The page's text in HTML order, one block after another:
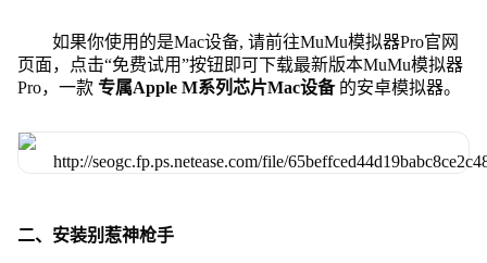
如果你使用的是Mac设备, 请前往MuMu模拟器Pro官网
页面，点击“免费试用”按钮即可下载最新版本MuMu模拟器
Pro，一款 专属Apple M系列芯片Mac设备 的安卓模拟器。
二、安装别惹神枪手